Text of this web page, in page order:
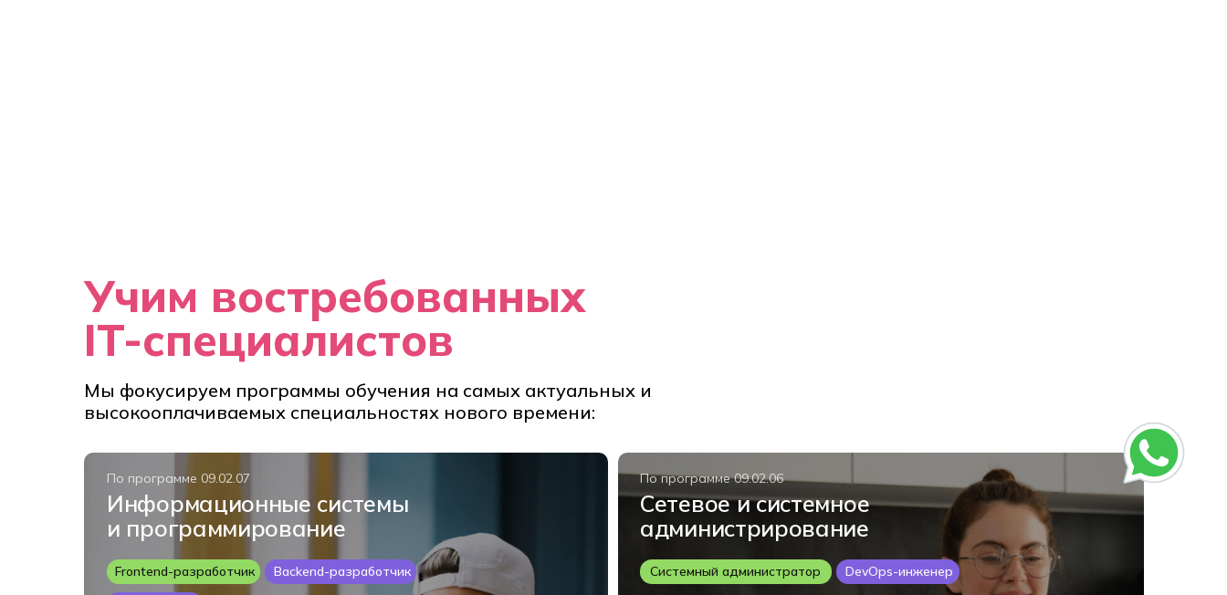
Учим востребованных
IT-специалистов
Мы фокусируем программы обучения на самых актуальных и
высокооплачиваемых специальностях нового времени:
По программе 09.02.07
Информационные системы
и программирование
По программе 09.02.06
Сетевое и системное
администрирование
Системный администратор DevOps-инженер
Frontend-разработчик Backend-разработчик